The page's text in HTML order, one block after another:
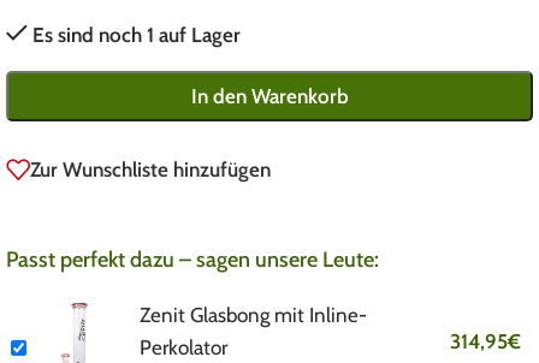
Es sind noch 1 auf Lager
In den Warenkorb
Zur Wunschliste hinzufügen
Passt perfekt dazu – sagen unsere Leute:
Zenit Glasbong mit Inline-
Perkolator
314,95€